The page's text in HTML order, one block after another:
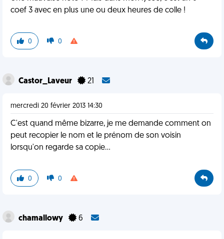
coef 3 avec en plus une ou deux heures de colle !
0 0
Castor_Laveur 21
mercredi 20 février 2013 14:30
C'est quand même bizarre, je me demande comment on
peut recopier le nom et le prénom de son voisin
lorsqu'on regarde sa copie...
0 0
chamallowy 6